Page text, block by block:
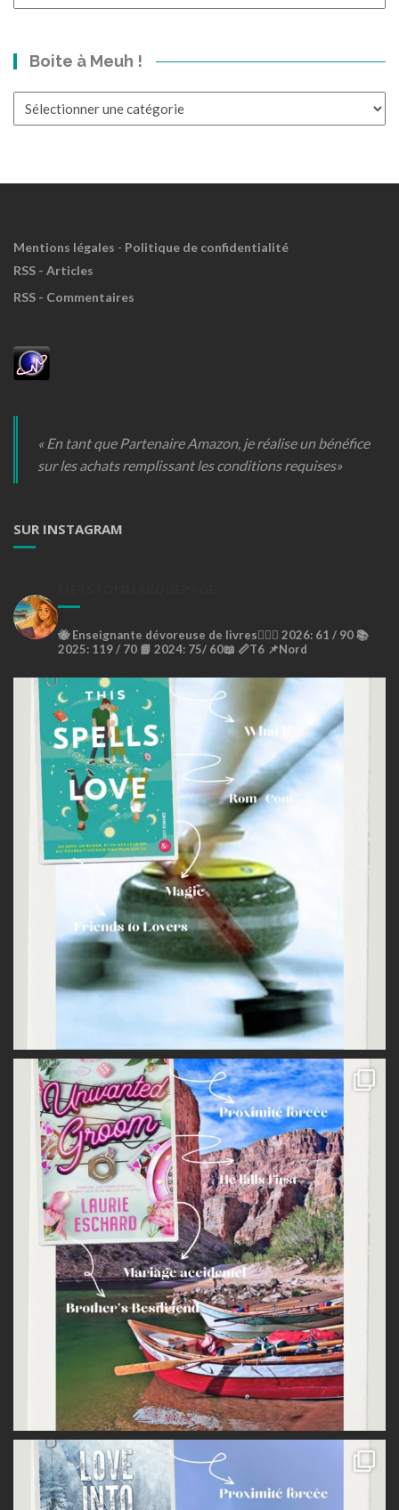
Boite à Meuh !
Mentions légales - Politique de confidentialité
RSS - Articles
RSS - Commentaires
« En tant que Partenaire Amazon, je réalise un bénéfice
sur les achats remplissant les conditions requises»
SUR INSTAGRAM
🐝Enseignante dévoreuse de livres🙇🏼‍♀️ 2026: 61 / 90 📚
2025: 119 / 70 📘 2024: 75/ 60📖 📏T6 📌Nord